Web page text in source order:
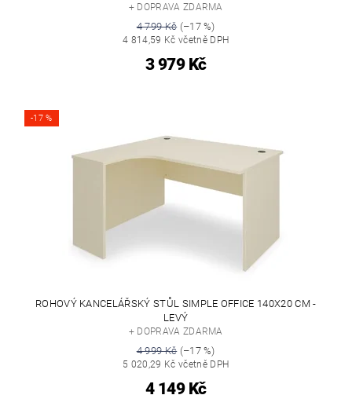
+ DOPRAVA ZDARMA
4 799 Kč(–17 %)
4 814,59 Kč včetně DPH
3 979 Kč
-17 %
ROHOVÝ KANCELÁŘSKÝ STŮL SIMPLE OFFICE 140X20 CM -
LEVÝ
+ DOPRAVA ZDARMA
4 999 Kč(–17 %)
5 020,29 Kč včetně DPH
4 149 Kč